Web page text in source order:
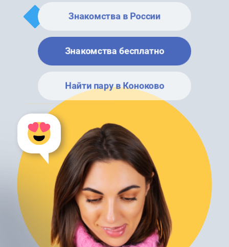
Знакомства в России
Знакомства бесплатно
Найти пару в Коноково